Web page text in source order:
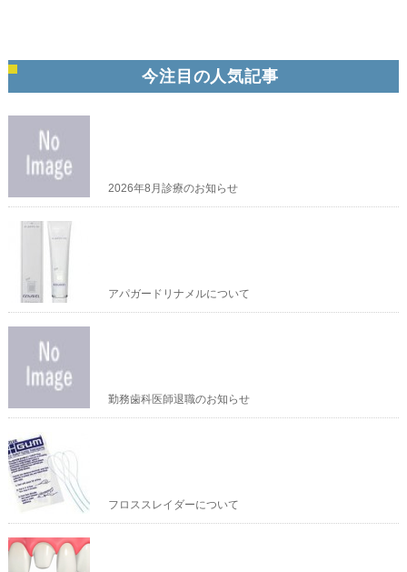
今注目の人気記事
2026年8月診療のお知らせ
アパガードリナメルについて
勤務歯科医師退職のお知らせ
フロススレイダーについて